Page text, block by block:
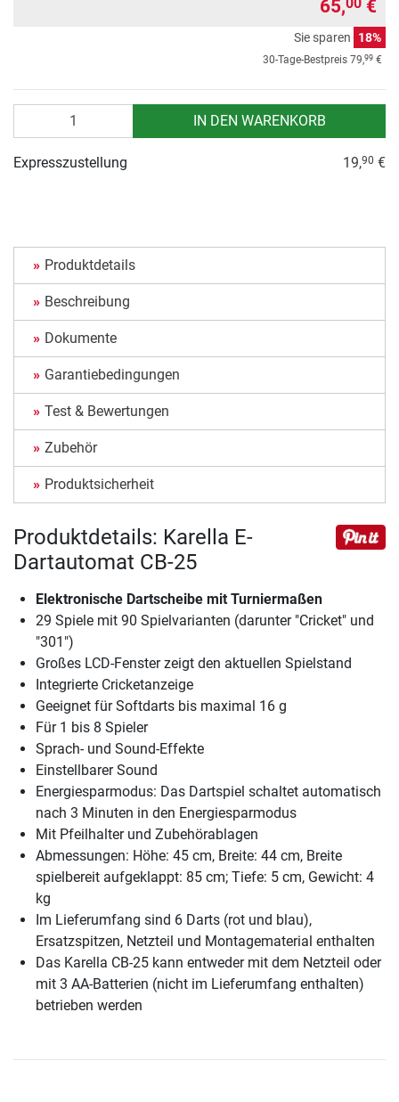
65, €
Sie sparen 18%
30-Tage-Bestpreis 79,99 €
IN DEN WARENKORB
Expresszustellung 19,90 €
Produktdetails
Beschreibung
Dokumente
Garantiebedingungen
Test & Bewertungen
Zubehör
Produktsicherheit
Produktdetails: Karella E-
Dartautomat CB-25
Elektronische Dartscheibe mit Turniermaßen
29 Spiele mit 90 Spielvarianten (darunter "Cricket" und
"301")
Großes LCD-Fenster zeigt den aktuellen Spielstand
Integrierte Cricketanzeige
Geeignet für Softdarts bis maximal 16 g
Für 1 bis 8 Spieler
Sprach- und Sound-Effekte
Einstellbarer Sound
Energiesparmodus: Das Dartspiel schaltet automatisch
nach 3 Minuten in den Energiesparmodus
Mit Pfeilhalter und Zubehörablagen
Abmessungen: Höhe: 45 cm, Breite: 44 cm, Breite
spielbereit aufgeklappt: 85 cm; Tiefe: 5 cm, Gewicht: 4
kg
Im Lieferumfang sind 6 Darts (rot und blau),
Ersatzspitzen, Netzteil und Montagematerial enthalten
Das Karella CB-25 kann entweder mit dem Netzteil oder
mit 3 AA-Batterien (nicht im Lieferumfang enthalten)
betrieben werden